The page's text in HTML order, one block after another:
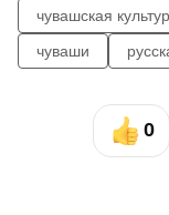
чувашская
чуваши
0